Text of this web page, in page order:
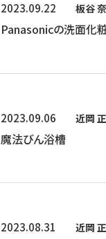
2023.09.22 板谷
Panasonicの洗面化
2023.09.06 近岡
魔法びん浴槽
2023.08.31 近岡